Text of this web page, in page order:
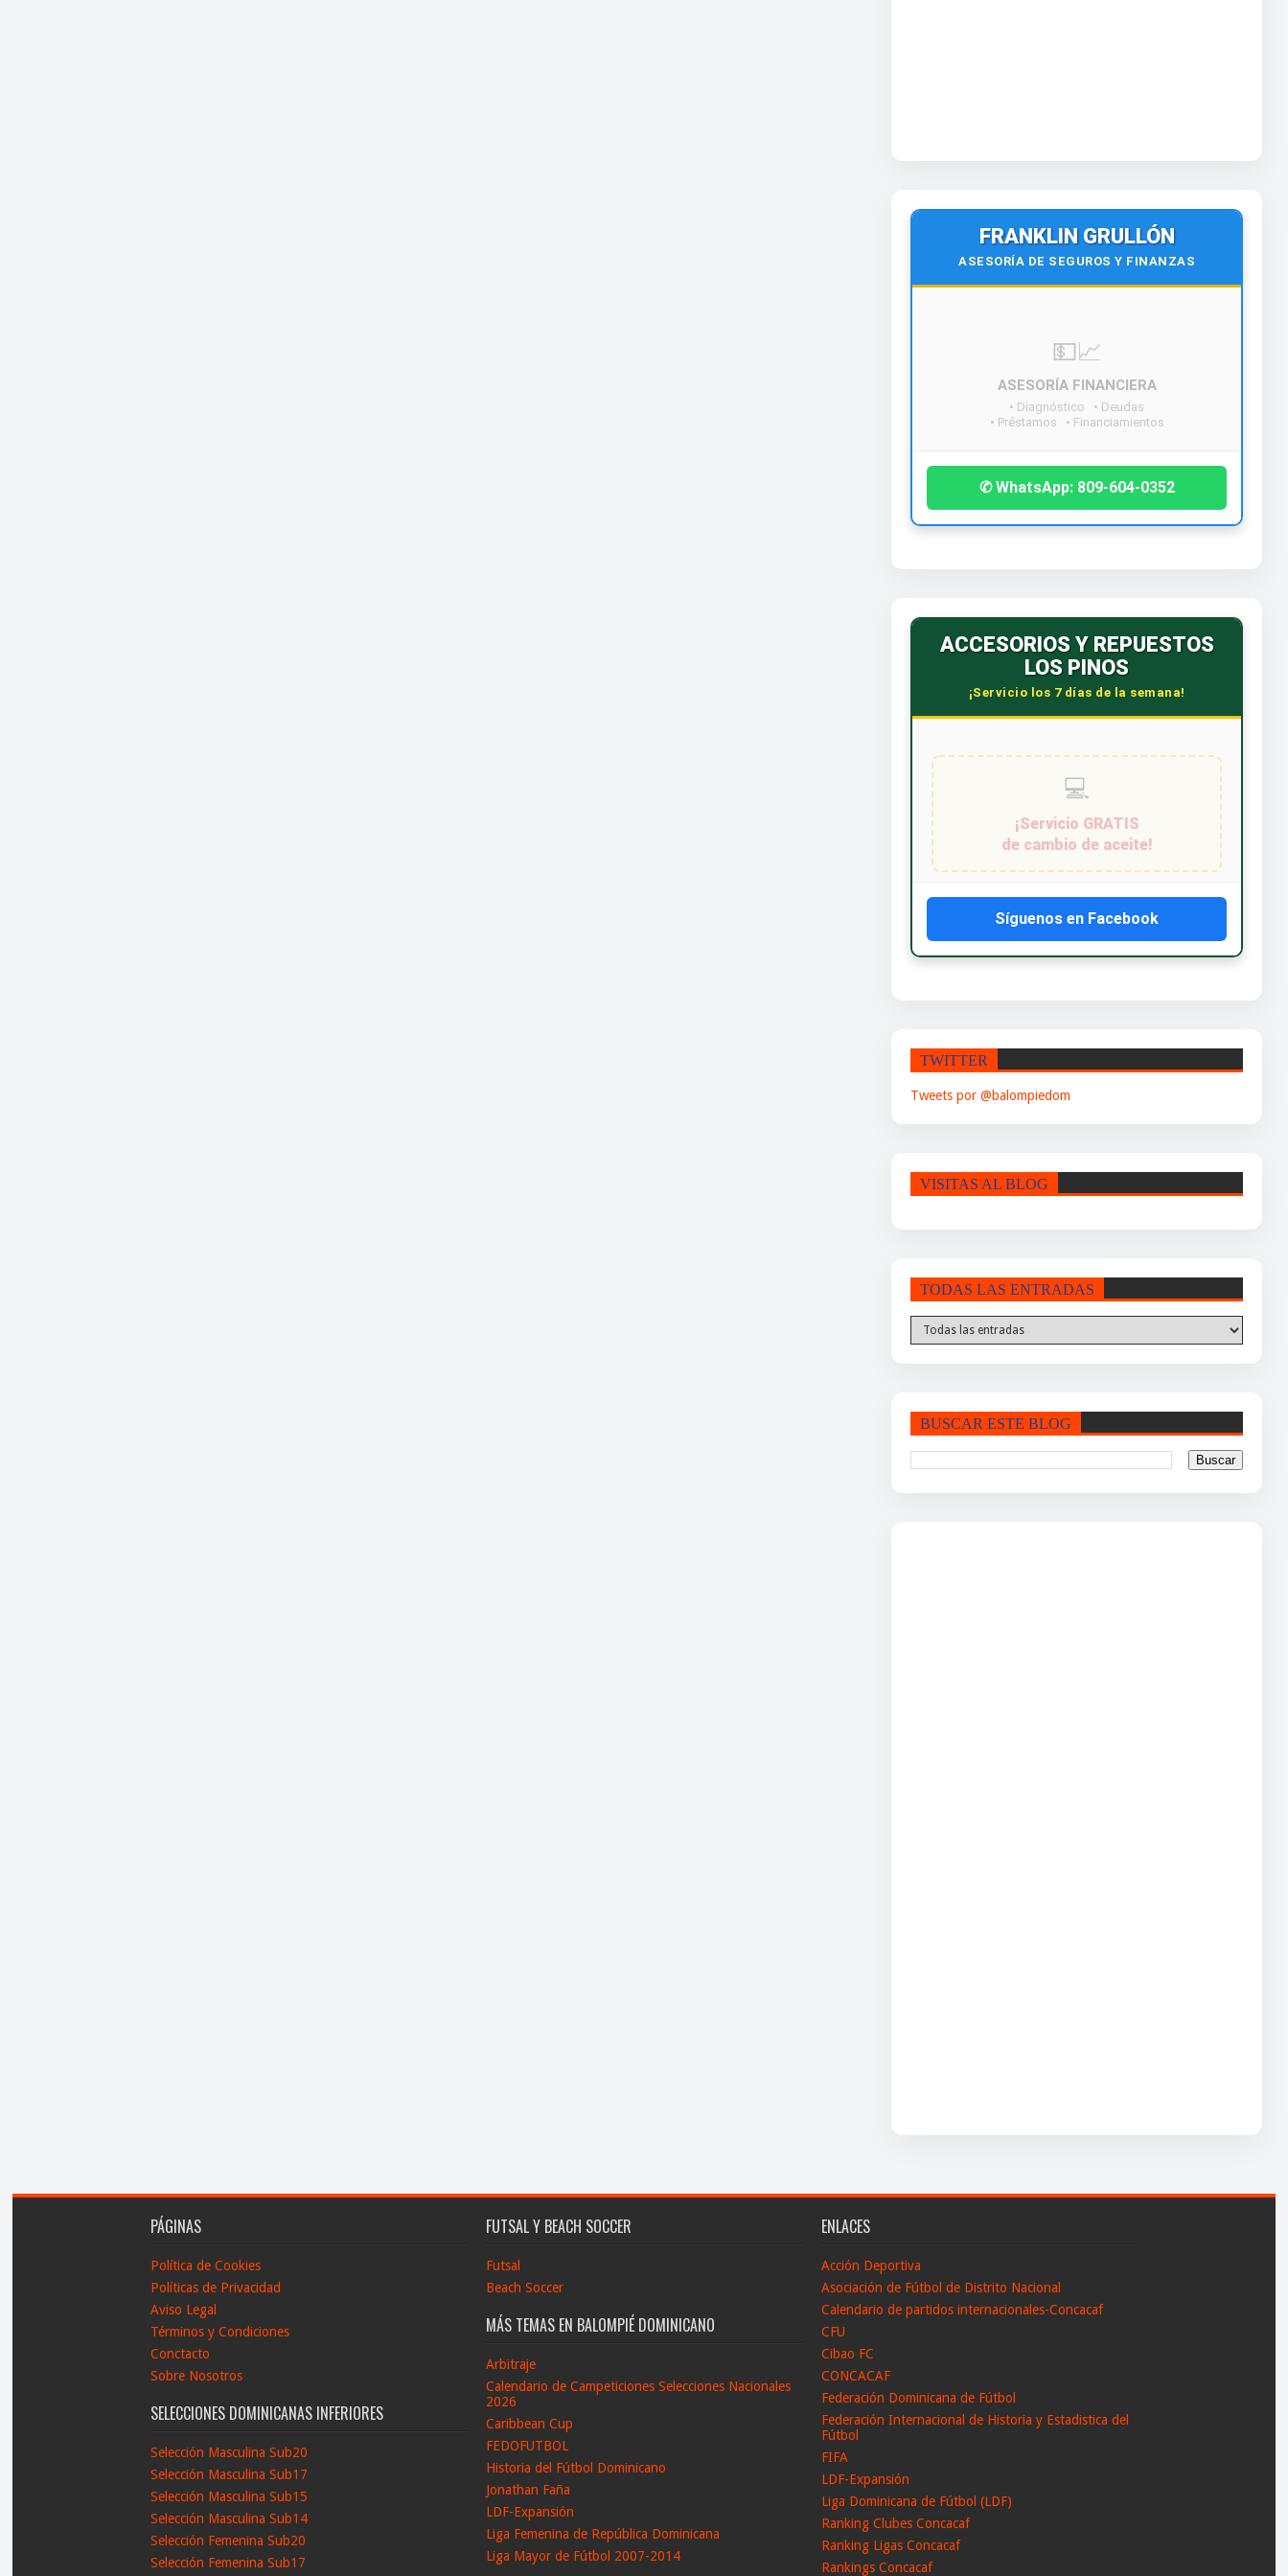
FRANKLIN GRULLÓN
ASESORÍA DE SEGUROS Y FINANZAS
💵📈
• Diagnóstico • Deudas
• Préstamos • Financiamientos
¡Contáctanos hoy!
✆ WhatsApp: 809-604-0352
ACCESORIOS Y REPUESTOS
LOS PINOS
¡Servicio los 7 días de la semana!
💻
de cambio de aceite!
Síguenos en Facebook
TWITTER
Tweets por @balompiedom
VISITAS AL BLOG
TODAS LAS ENTRADAS
BUSCAR ESTE BLOG
PÁGINAS
Política de Cookies
Políticas de Privacidad
Aviso Legal
Términos y Condiciones
Conctacto
Sobre Nosotros
SELECCIONES DOMINICANAS INFERIORES
Selección Masculina Sub20
Selección Masculina Sub17
Selección Masculina Sub15
Selección Masculina Sub14
Selección Femenina Sub20
Selección Femenina Sub17
FUTSAL Y BEACH SOCCER
Futsal
Beach Soccer
MÁS TEMAS EN BALOMPIÉ DOMINICANO
Arbitraje
Calendario de Campeticiones Selecciones Nacionales
2026
Caribbean Cup
FEDOFUTBOL
Historia del Fútbol Dominicano
Jonathan Faña
LDF-Expansión
Liga Femenina de República Dominicana
Liga Mayor de Fútbol 2007-2014
ENLACES
Acción Deportiva
Asociación de Fútbol de Distrito Nacional
Calendario de partidos internacionales-Concacaf
CFU
Cibao FC
CONCACAF
Federación Dominicana de Fútbol
Federación Internacional de Historia y Estadistica del
Fútbol
FIFA
LDF-Expansión
Liga Dominicana de Fútbol (LDF)
Ranking Clubes Concacaf
Ranking Ligas Concacaf
Rankings Concacaf